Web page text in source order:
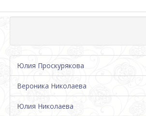
Юлия Проскурякова
Вероника Николаева
Юлия Николаева